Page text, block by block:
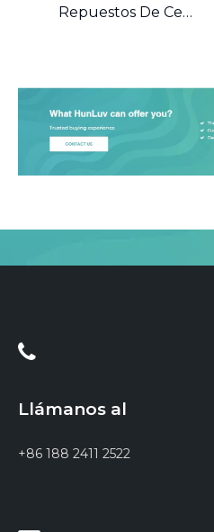
Repuestos De Celular Sim Para Samsung A10s
Llámanos al
+86 188 2411 2522